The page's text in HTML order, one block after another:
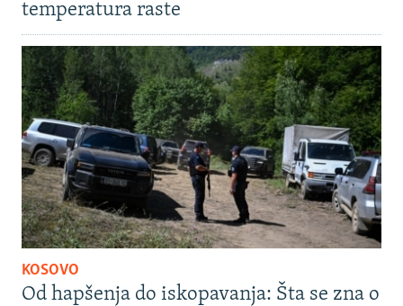
temperatura raste
KOSOVO
Od hapšenja do iskopavanja: Šta se zna o